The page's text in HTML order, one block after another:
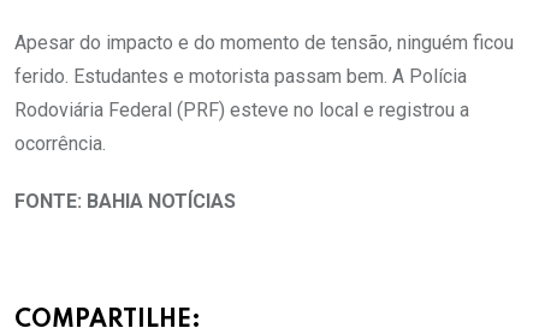
Apesar do impacto e do momento de tensão, ninguém ficou
ferido. Estudantes e motorista passam bem. A Polícia
Rodoviária Federal (PRF) esteve no local e registrou a
ocorrência.
FONTE: BAHIA NOTÍCIAS
COMPARTILHE: